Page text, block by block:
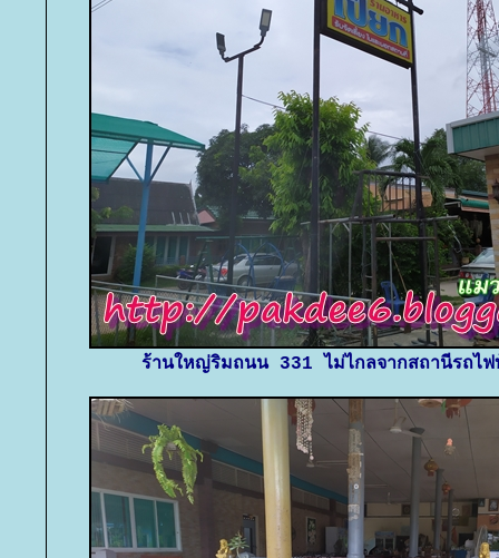
ร้านใหญ่ริมถนน 331 ไม่ไกลจากสถานีรถไฟ